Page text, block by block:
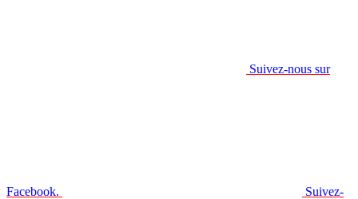
Suivez-nous sur
Facebook. Suivez-